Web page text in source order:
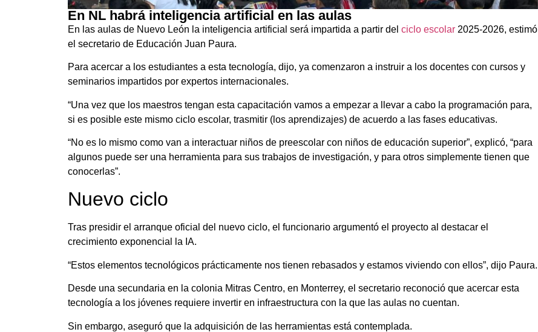
En NL habrá inteligencia artificial en las aulas
En las aulas de Nuevo León la inteligencia artificial será impartida a partir del ciclo escolar 2025-2026, estimó
el secretario de Educación Juan Paura.
Para acercar a los estudiantes a esta tecnología, dijo, ya comenzaron a instruir a los docentes con cursos y
seminarios impartidos por expertos internacionales.
“Una vez que los maestros tengan esta capacitación vamos a empezar a llevar a cabo la programación para,
si es posible este mismo ciclo escolar, trasmitir (los aprendizajes) de acuerdo a las fases educativas.
“No es lo mismo como van a interactuar niños de preescolar con niños de educación superior”, explicó, “para
algunos puede ser una herramienta para sus trabajos de investigación, y para otros simplemente tienen que
conocerlas”.
Nuevo ciclo
Tras presidir el arranque oficial del nuevo ciclo, el funcionario argumentó el proyecto al destacar el
crecimiento exponencial la IA.
“Estos elementos tecnológicos prácticamente nos tienen rebasados y estamos viviendo con ellos”, dijo Paura.
Desde una secundaria en la colonia Mitras Centro, en Monterrey, el secretario reconoció que acercar esta
tecnología a los jóvenes requiere invertir en infraestructura con la que las aulas no cuentan.
Sin embargo, aseguró que la adquisición de las herramientas está contemplada.